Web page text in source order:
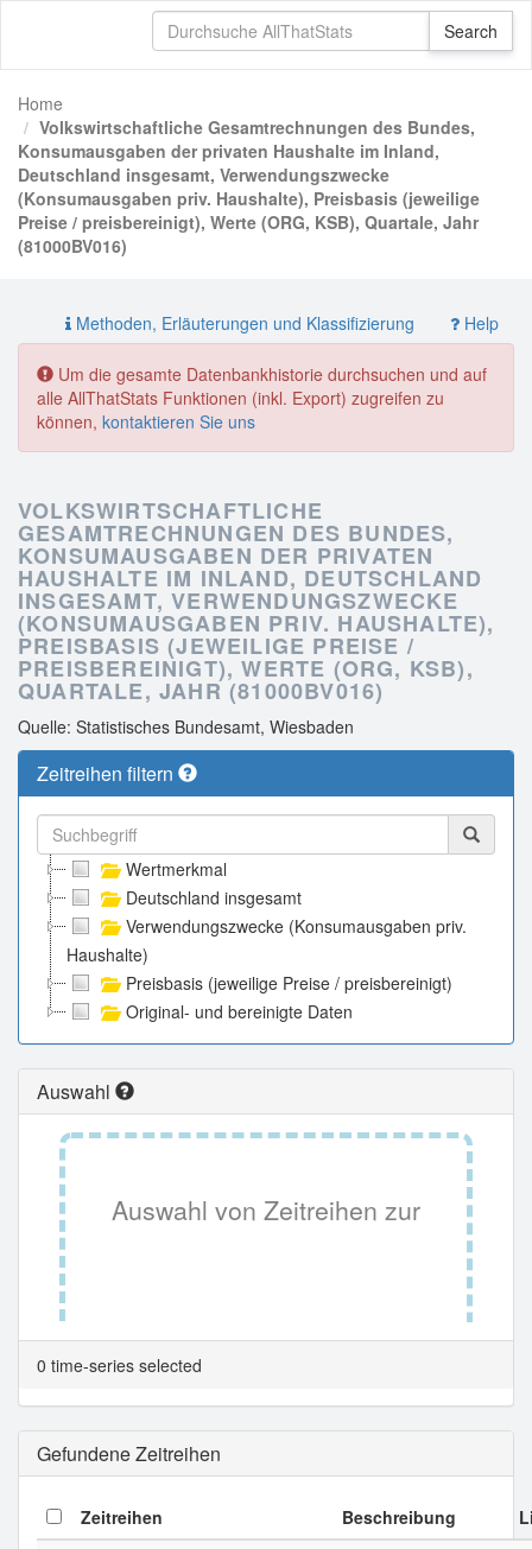
Home
Volkswirtschaftliche Gesamtrechnungen des Bundes,
Konsumausgaben der privaten Haushalte im Inland,
Deutschland insgesamt, Verwendungszwecke
(Konsumausgaben priv. Haushalte), Preisbasis (jeweilige
Preise / preisbereinigt), Werte (ORG, KSB), Quartale, Jahr
(81000BV016)
Methoden, Erläuterungen und Klassifizierung Help
Um die gesamte Datenbankhistorie durchsuchen und auf
alle AllThatStats Funktionen (inkl. Export) zugreifen zu
können, kontaktieren Sie uns
VOLKSWIRTSCHAFTLICHE
GESAMTRECHNUNGEN DES BUNDES,
KONSUMAUSGABEN DER PRIVATEN
HAUSHALTE IM INLAND, DEUTSCHLAND
INSGESAMT, VERWENDUNGSZWECKE
(KONSUMAUSGABEN PRIV. HAUSHALTE),
PREISBASIS (JEWEILIGE PREISE /
PREISBEREINIGT), WERTE (ORG, KSB),
QUARTALE, JAHR (81000BV016)
Quelle: Statistisches Bundesamt, Wiesbaden
Zeitreihen filtern
Wertmerkmal
Deutschland insgesamt
Verwendungszwecke (Konsumausgaben priv.
Haushalte)
Preisbasis (jeweilige Preise / preisbereinigt)
Original- und bereinigte Daten
Auswahl
Auswahl von Zeitreihen zur
Tabellenansicht.
0 time-series selected
Gefundene Zeitreihen
Zeitreihen Beschreibung